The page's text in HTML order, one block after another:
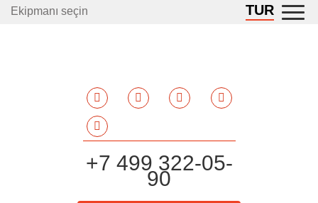
Ekipmanı seçin
+7 499 322-05-
90
TUR